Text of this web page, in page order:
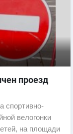
проезд
спортивно-
велогонки
на площади